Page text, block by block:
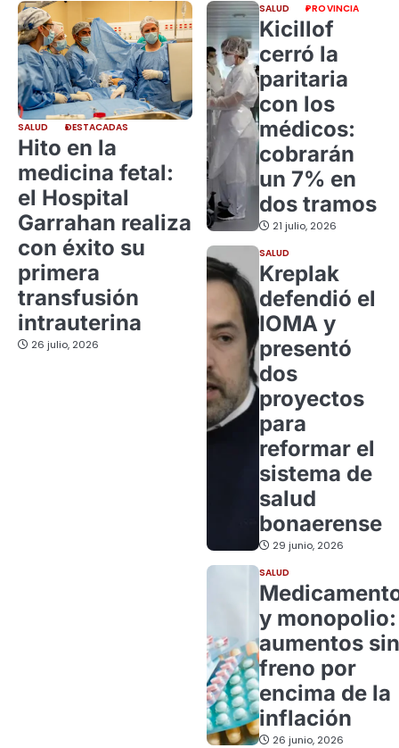
SALUD DESTACADAS
Hito en la
medicina fetal:
el Hospital
Garrahan realiza
con éxito su
primera
transfusión
intrauterina
26 julio, 2026
SALUD PROVINCIA
Kicillof
cerró la
paritaria
con los
médicos:
cobrarán
un 7% en
dos tramos
21 julio, 2026
SALUD
Kreplak
defendió el
IOMA y
presentó
dos
proyectos
para
reformar el
sistema de
salud
bonaerense
29 junio, 2026
SALUD
y monopolio:
aumentos sin
freno por
encima de la
inflación
26 junio, 2026